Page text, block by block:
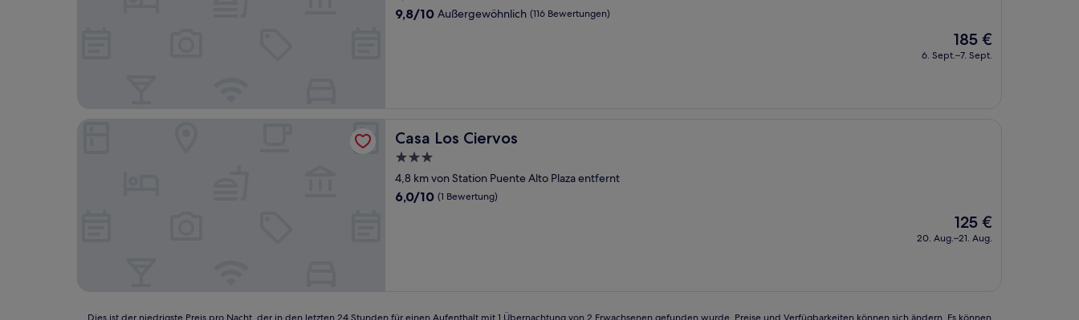
Unterkunft
9.8
9,8/10 Außergewöhnlich (116 Bewertungen)
Der
Preis
beträgt
185 €
6. Sept.–7. Sept.
Casa Los Ciervos
Casa Los Ciervos
3.0-
Sterne-
Unterkunft
4,8 km von Station Puente Alto Plaza entfernt
6.0
6,0/10 (1 Bewertung)
Der
Preis
beträgt
125 €
20. Aug.–21. Aug.